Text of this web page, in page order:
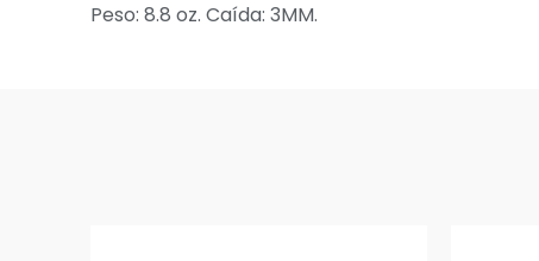
Peso: 8.8 oz. Caída: 3MM.